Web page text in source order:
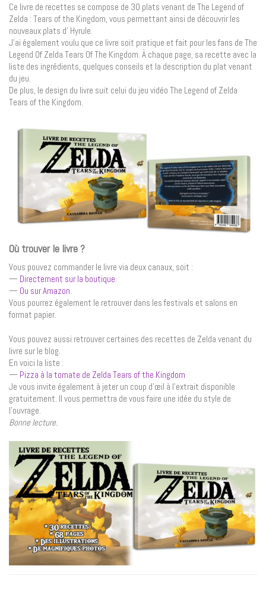
Ce livre de recettes se compose de 30 plats venant de The Legend of
Zelda : Tears of the Kingdom, vous permettant ainsi de découvrir les
nouveaux plats d’ Hyrule.
J’ai également voulu que ce livre soit pratique et fait pour les fans de The
Legend Of Zelda Tears Of The Kingdom. À chaque page, sa recette avec la
liste des ingrédients, quelques conseils et la description du plat venant
du jeu.
De plus, le design du livre suit celui du jeu vidéo The Legend of Zelda
Tears of the Kingdom.
Où trouver le livre ?
Vous pouvez commander le livre via deux canaux, soit :
— Directement sur la boutique.
— Ou sur Amazon.
Vous pourrez également le retrouver dans les festivals et salons en
format papier.
Vous pouvez aussi retrouver certaines des recettes de Zelda venant du
livre sur le blog.
En voici la liste :
— Pizza à la tomate de Zelda Tears of the Kingdom
Je vous invite également à jeter un coup d’œil à l’extrait disponible
gratuitement. Il vous permettra de vous faire une idée du style de
l’ouvrage.
Bonne lecture.